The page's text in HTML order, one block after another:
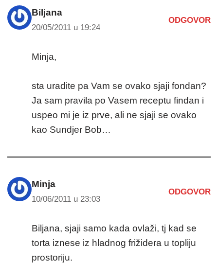
Biljana
20/05/2011 u 19:24
ODGOVOR
Minja,
sta uradite pa Vam se ovako sjaji fondan?
Ja sam pravila po Vasem receptu findan i
uspeo mi je iz prve, ali ne sjaji se ovako
kao Sundjer Bob…
Minja
10/06/2011 u 23:03
ODGOVOR
Biljana, sjaji samo kada ovlaži, tj kad se
torta iznese iz hladnog frižidera u topliju
prostoriju.